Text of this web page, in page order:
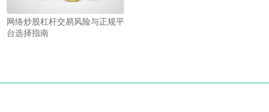
网络炒股杠杆交易风险与正规平
台选择指南